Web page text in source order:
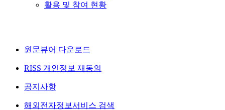
활용 및 참여 현황
원문뷰어 다운로드
RISS 개인정보 재동의
공지사항
해외전자정보서비스 검색